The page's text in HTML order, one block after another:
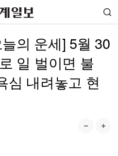
의 운세] 5월 30
일 벌이면 불
내려놓고 현